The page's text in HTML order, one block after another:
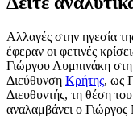
Αλλαγές στην ηγεσία
έφεραν οι φετινές
Γιώργου Λυμπινάκη
Διεύθυνση Κρήτης, ως
Διευθυντής, τη θέση
αναλαμβάνει ο